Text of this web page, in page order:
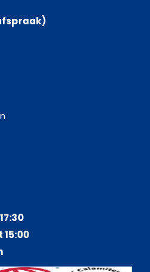
15:00